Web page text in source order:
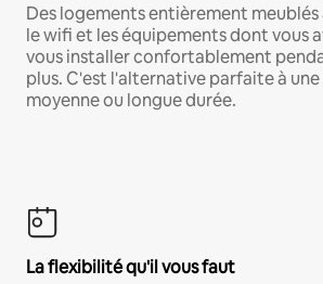
Des logements entièrement meublés
le wifi et les équipements dont vous
vous installer confortablement
plus. C'est l'alternative parfaite à
moyenne ou longue durée.
La flexibilité qu'il vous faut